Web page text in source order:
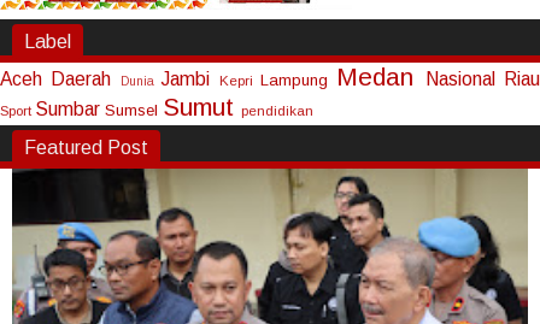
Label
Aceh Daerah Dunia Jambi Kepri Lampung Medan Nasional Riau
Sport Sumbar Sumsel Sumut pendidikan
Featured Post